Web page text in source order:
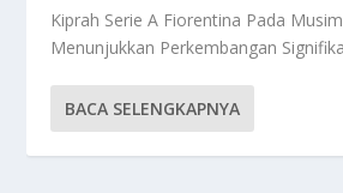
Kiprah Serie A Fiorentina Pada
Menunjukkan Perkembangan
BACA SELENGKAPNYA